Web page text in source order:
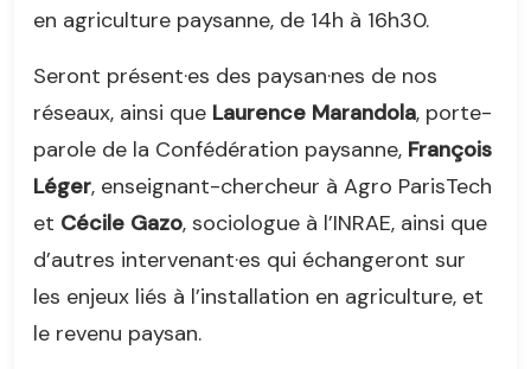
en agriculture paysanne, de 14h à 16h30.
Seront présent·es des paysan·nes de nos
réseaux, ainsi que Laurence Marandola, porte-
parole de la Confédération paysanne, François
Léger, enseignant-chercheur à Agro ParisTech
et Cécile Gazo, sociologue à l’INRAE, ainsi que
d’autres intervenant·es qui échangeront sur
les enjeux liés à l’installation en agriculture, et
le revenu paysan.